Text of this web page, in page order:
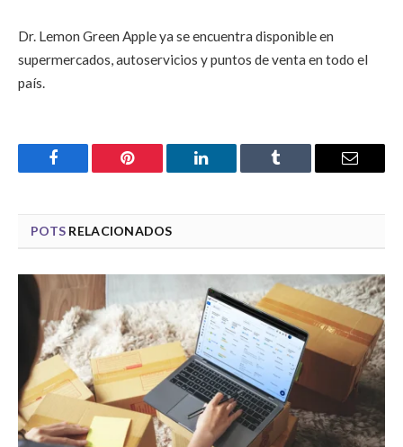
Dr. Lemon Green Apple ya se encuentra disponible en
supermercados, autoservicios y puntos de venta en todo el
país.
Facebook Pinterest LinkedIn Tumblr Email
POTS RELACIONADOS